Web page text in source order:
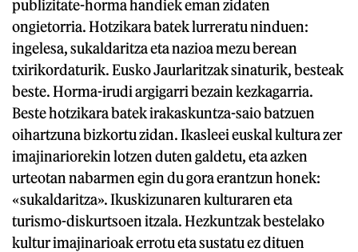
publizitate-horma handiek eman zidaten
ongietorria. Hotzikara batek lurreratu ninduen:
ingelesa, sukaldaritza eta nazioa mezu berean
txirikordaturik. Eusko Jaurlaritzak sinaturik, besteak
beste. Horma-irudi argigarri bezain kezkagarria.
Beste hotzikara batek irakaskuntza-saio batzuen
oihartzuna bizkortu zidan. Ikasleei euskal kultura zer
imajinariorekin lotzen duten galdetu, eta azken
urteotan nabarmen egin du gora erantzun honek:
«sukaldaritza». Ikuskizunaren kulturaren eta
turismo-diskurtsoen itzala. Hezkuntzak bestelako
kultur imajinarioak errotu eta sustatu ez dituen